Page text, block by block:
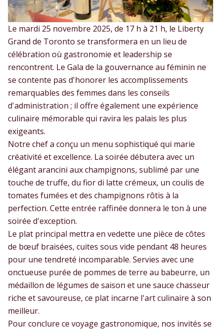
Le mardi 25 novembre 2025, de 17 h à 21 h, le Liberty
Grand de Toronto se transformera en un lieu de
célébration où gastronomie et leadership se
rencontrent. Le Gala de la gouvernance au féminin ne
se contente pas d'honorer les accomplissements
remarquables des femmes dans les conseils
d'administration ; il offre également une expérience
culinaire mémorable qui ravira les palais les plus
exigeants.
Notre chef a conçu un menu sophistiqué qui marie
créativité et excellence. La soirée débutera avec un
élégant arancini aux champignons, sublimé par une
touche de truffe, du fior di latte crémeux, un coulis de
tomates fumées et des champignons rôtis à la
perfection. Cette entrée raffinée donnera le ton à une
soirée d'exception.
Le plat principal mettra en vedette une pièce de côtes
de bœuf braisées, cuites sous vide pendant 48 heures
pour une tendreté incomparable. Servies avec une
onctueuse purée de pommes de terre au babeurre, un
médaillon de légumes de saison et une sauce chasseur
riche et savoureuse, ce plat incarne l'art culinaire à son
meilleur.
Pour conclure ce voyage gastronomique, nos invités se